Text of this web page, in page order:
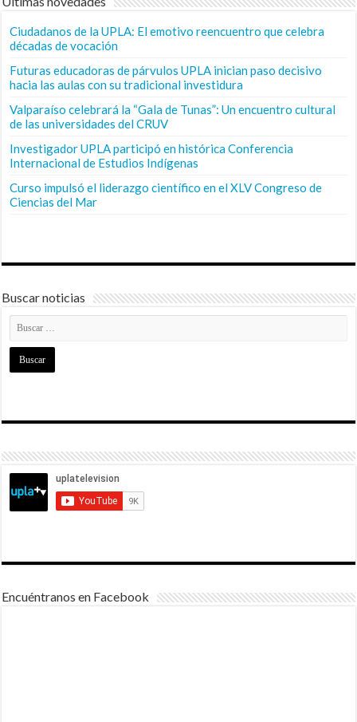
Ciudadanos de la UPLA: El emotivo reencuentro que celebra
décadas de vocación
Futuras educadoras de párvulos UPLA inician paso decisivo
hacia las aulas con su tradicional investidura
Valparaíso celebrará la “Gala de Tunas”: Un encuentro cultural
de las universidades del CRUV
Investigador UPLA participó en histórica Conferencia
Internacional de Estudios Indígenas
Curso impulsó el liderazgo científico en el XLV Congreso de
Ciencias del Mar
Buscar noticias
Encuéntranos en Facebook